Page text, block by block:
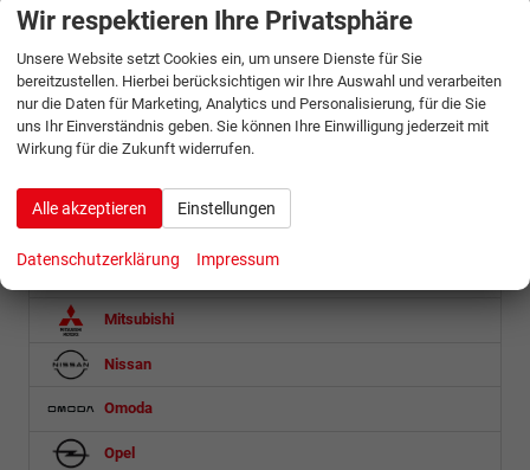
Maserati
Maxus
Mazda
Mercedes-Benz
MG
Microlino
Mitsubishi
Nissan
Omoda
Opel
Wir respektieren Ihre Privatsphäre
Unsere Website setzt Cookies ein, um unsere Dienste für Sie
bereitzustellen. Hierbei berücksichtigen wir Ihre Auswahl und verarbeiten
nur die Daten für Marketing, Analytics und Personalisierung, für die Sie
uns Ihr Einverständnis geben. Sie können Ihre Einwilligung jederzeit mit
Wirkung für die Zukunft widerrufen.
Alle akzeptieren Einstellungen
Datenschutzerklärung Impressum